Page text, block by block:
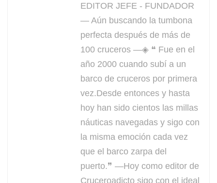
EDITOR JEFE - FUNDADOR
— Aún buscando la tumbona
perfecta después de más de
100 cruceros —◈ ❝ Fue en el
año 2000 cuando subí a un
barco de cruceros por primera
vez.Desde entonces y hasta
hoy han sido cientos las millas
náuticas navegadas y sigo con
la misma emoción cada vez
que el barco zarpa del
puerto.❞ —Hoy como editor de
Cruceroadicto sigo con el ideal